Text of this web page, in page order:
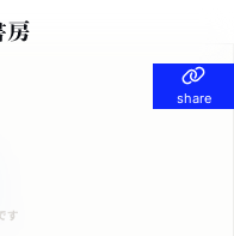
share
share